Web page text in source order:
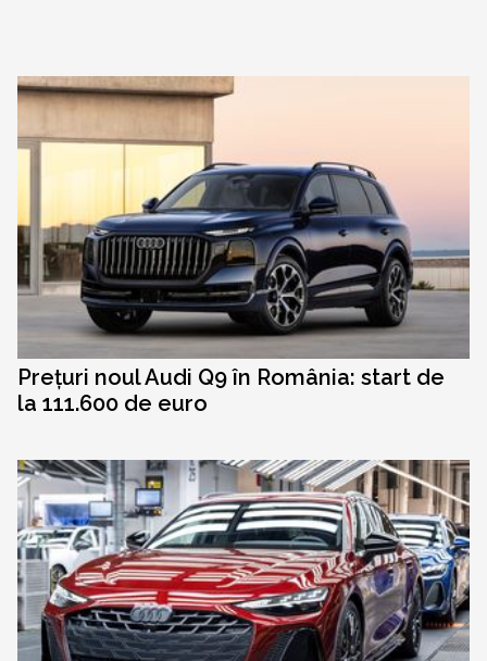
Prețuri noul Audi Q9 în România: start de
la 111.600 de euro